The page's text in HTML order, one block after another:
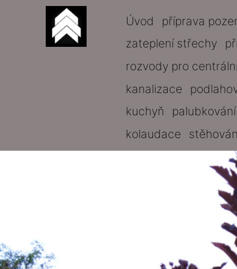
Úvod příprava
zateplení střechy
rozvody pro
kanalizace
kuchyň
palubkování
kolaudace